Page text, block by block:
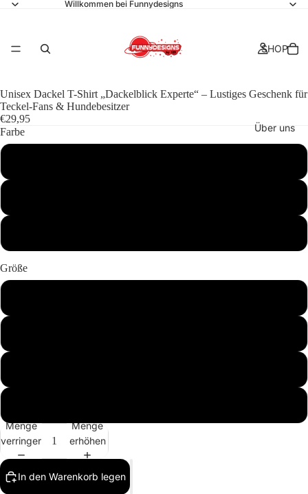
Willkommen bei Funnydesigns
SHOP
Über uns
Unisex Dackel T-Shirt „Dackelblick Experte“ – Lustiges Geschenk für
Teckel-Fans & Hundebesitzer
€29,95
Farbe
Größe
Menge
verringern
Menge
erhöhen
In den Warenkorb legen